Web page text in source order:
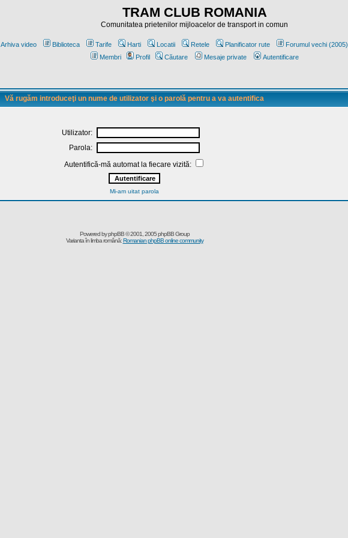
TRAM CLUB ROMANIA
Comunitatea prietenilor mijloacelor de transport in comun
Arhiva video Biblioteca Tarife Harti Locatii Retele Planificator rute Forumul vechi (2005)
Membri
Profil Căutare Mesaje private Autentificare
Vă rugăm introduceţi un nume de utilizator şi o parolă pentru a va autentifica
Utilizator:
Parola:
Autentifică-mă automat la fiecare vizită:
Mi-am uitat parola
Powered byphpBB© 2001, 2005 phpBB Group
Varianta în limba română:Romanian phpBB online community